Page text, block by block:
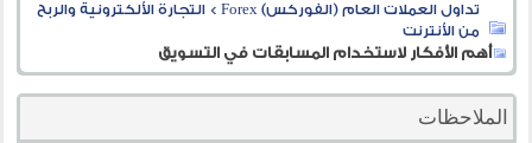
تداول العملات العام (الفوركس) Forex
>التجارة الألكترونية والربح
من الأنترنت
أهم الأفكار لاستخدام المسابقات في التسويق
الملاحظات